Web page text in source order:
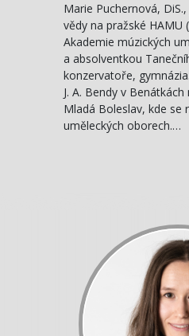
Marie Puchernová,
vědy na pražské HAMU
Akademie múzických
a absolventkou
konzervatoře,
J. A. Bendy v
Mladá Boleslav, kde se
uměleckých oborech.…